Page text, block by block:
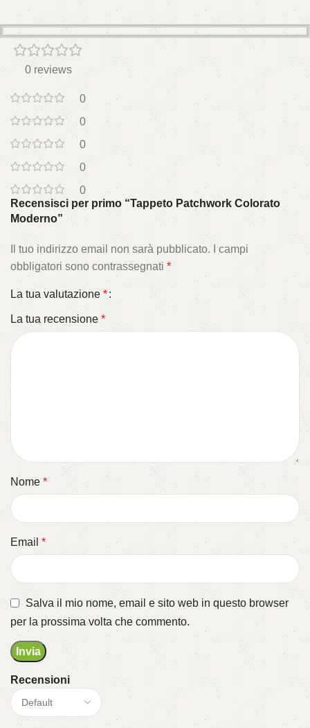
0 reviews
0
0
0
0
0
Recensioni
Recensisci per primo “Tappeto Patchwork Colorato
Moderno”
Il tuo indirizzo email non sarà pubblicato. I campi
obbligatori sono contrassegnati *
La tua valutazione *
La tua recensione *
Nome*
Email *
Salva il mio nome, email e sito web in questo browser
per la prossima volta che commento.